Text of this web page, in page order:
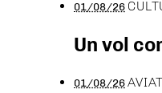
01/08/26
Un vol
01/08/26